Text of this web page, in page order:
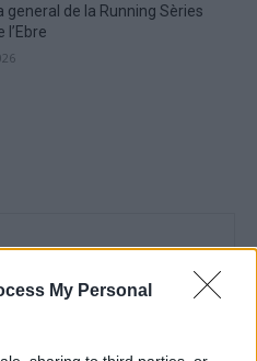
My Personal
general de la Running Sèries
l’Ebre